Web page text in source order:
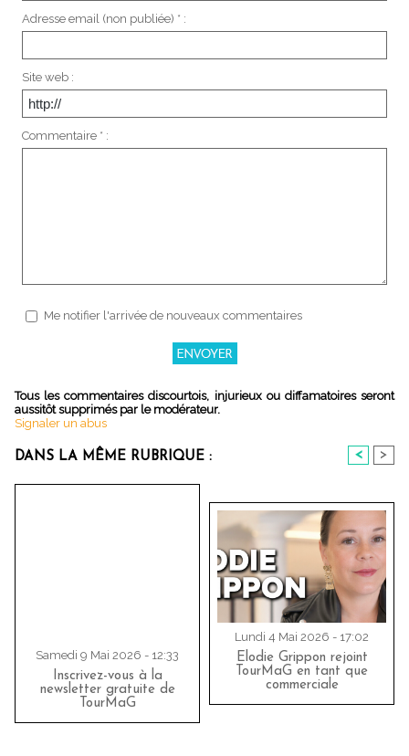
Adresse email (non publiée) * :
Site web :
Commentaire * :
Me notifier l'arrivée de nouveaux commentaires
Tous les commentaires discourtois, injurieux ou diffamatoires seront
aussitôt supprimés par le modérateur.
Signaler un abus
DANS LA MÊME RUBRIQUE : < >
Samedi 9 Mai 2026 - 12:33
Inscrivez-vous à la
newsletter gratuite de
TourMaG
Lundi 4 Mai 2026 - 17:02
Elodie Grippon rejoint
TourMaG en tant que
commerciale